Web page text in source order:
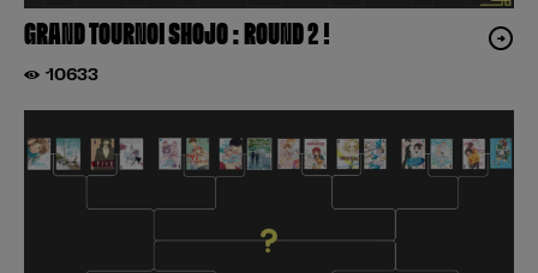
GRAND TOURNOI SHOJO : ROUND 2 !
10633